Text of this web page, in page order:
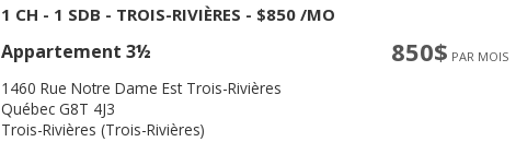
1 CH - 1 SDB - TROIS-RIVIÈRES - $850 /MO
Appartement 3½ 850$ PAR MOIS
1460 Rue Notre Dame Est Trois-Rivières
Québec G8T 4J3
Trois-Rivières (Trois-Rivières)